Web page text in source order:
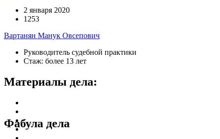
2 января 2020
1253
Вартанян Манук Овсепович
Руководитель судебной практики
Стаж: более 13 лет
Материалы дела:
Фабула дела